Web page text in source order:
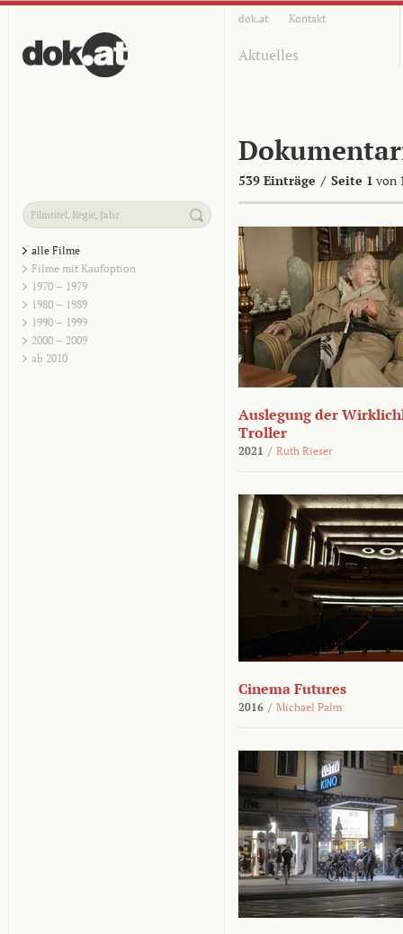
dok.at Kontakt
Aktuelles
539 Einträge / Seite 1 von
alle Filme
Filme mit Kaufoption
1970 – 1979
1980 – 1989
1990 – 1999
2000 – 2009
ab 2010
Auslegung der
Troller
2021 / Ruth Rieser
Cinema Futures
2016 / Michael Palm